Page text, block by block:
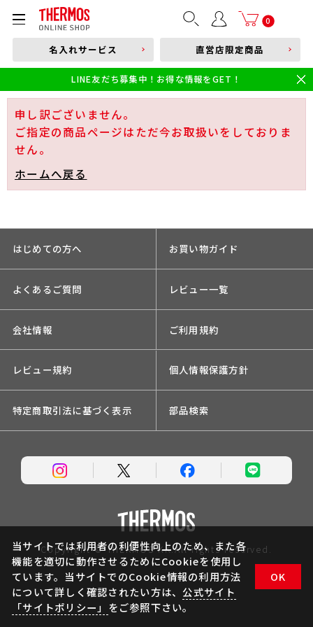
0
部品購入はこちら
本体品番やキーワードを入力
食洗機対応 新製品
幼児・園児向け水筒
小学生 低・中学年向け水筒
小学生 中・高学年向け水筒
名入れサービス 直営店限定商品
LINE友だち募集中！お得な情報をGET！
申し訳ございません。
ご指定の商品ページはただ今お取扱いをしておりま
せん。
ホームへ戻る
はじめての方へ お買い物ガイド
よくあるご質問 レビュー一覧
会社情報 ご利用規約
レビュー規約 個人情報保護方針
特定商取引法に基づく表示 部品検索
Copyright © THERMOS KK.All rights reserved.
当サイトでは利用者の利便性向上のため、また各
機能を適切に動作させるためにCookieを使用し
ています。当サイトでのCookie情報の利用方法
について詳しく確認されたい方は、 公式サイト
「サイトポリシー」 をご参照下さい。
OK